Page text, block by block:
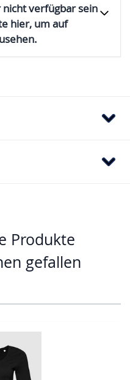
verfügbar sein
hier, um auf
Produkte
gefallen